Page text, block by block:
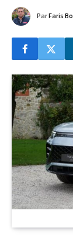
ParFaris